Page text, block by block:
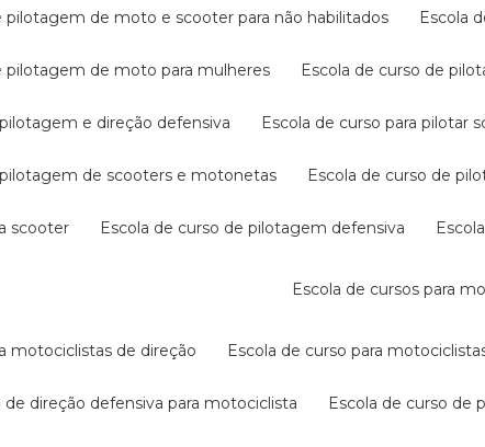
pilotagem de moto e scooter para não habilitados escola
pilotagem de moto para mulheres escola de curso de
pilotagem e direção defensiva escola de curso para
pilotagem de scooters e motonetas escola de curso de
scooter escola de curso de pilotagem defensiva
escola de cursos para
motociclistas de direção escola de curso para
de direção defensiva para motociclista escola de curso